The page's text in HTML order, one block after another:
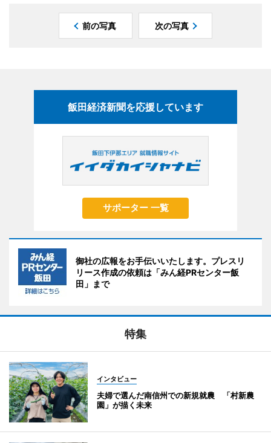
前の写真 次の写真
飯田経済新聞を応援しています
サポーター 一覧
御社の広報をお手伝いいたします。プレスリ
リース作成の依頼は「みん経PRセンター飯
田」まで
特集
インタビュー
夫婦で選んだ南信州での新規就農 「村新農
園」が描く未来